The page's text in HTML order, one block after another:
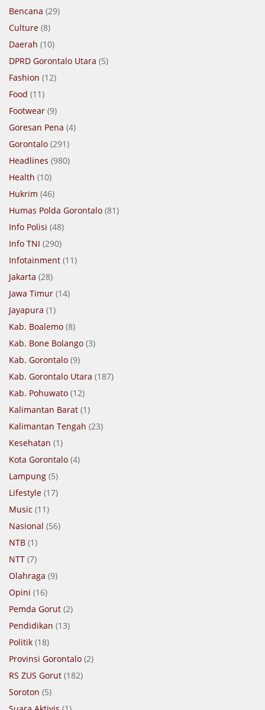
Bencana (29)
Culture (8)
Daerah (10)
DPRD Gorontalo Utara (5)
Fashion (12)
Food (11)
Footwear (9)
Goresan Pena (4)
Gorontalo (291)
Headlines (980)
Health (10)
Hukrim (46)
Humas Polda Gorontalo (81)
Info Polisi (48)
Info TNI (290)
Infotainment (11)
Jakarta (28)
Jawa Timur (14)
Jayapura (1)
Kab. Boalemo (8)
Kab. Bone Bolango (3)
Kab. Gorontalo (9)
Kab. Gorontalo Utara (187)
Kab. Pohuwato (12)
Kalimantan Barat (1)
Kalimantan Tengah (23)
Kesehatan (1)
Kota Gorontalo (4)
Lampung (5)
Lifestyle (17)
Music (11)
Nasional (56)
NTB (1)
NTT (7)
Olahraga (9)
Opini (16)
Pemda Gorut (2)
Pendidikan (13)
Politik (18)
Provinsi Gorontalo (2)
RS ZUS Gorut (182)
Soroton (5)